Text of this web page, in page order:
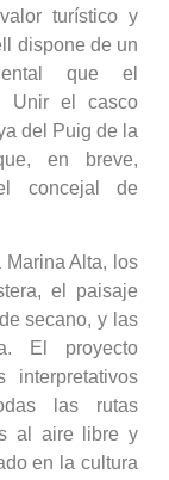
turístico y
dispone de un
que el
Unir el casco
del Puig de la
en breve,
concejal de
Alta, los
el paisaje
secano, y las
El proyecto
las rutas
al aire libre y
en la cultura